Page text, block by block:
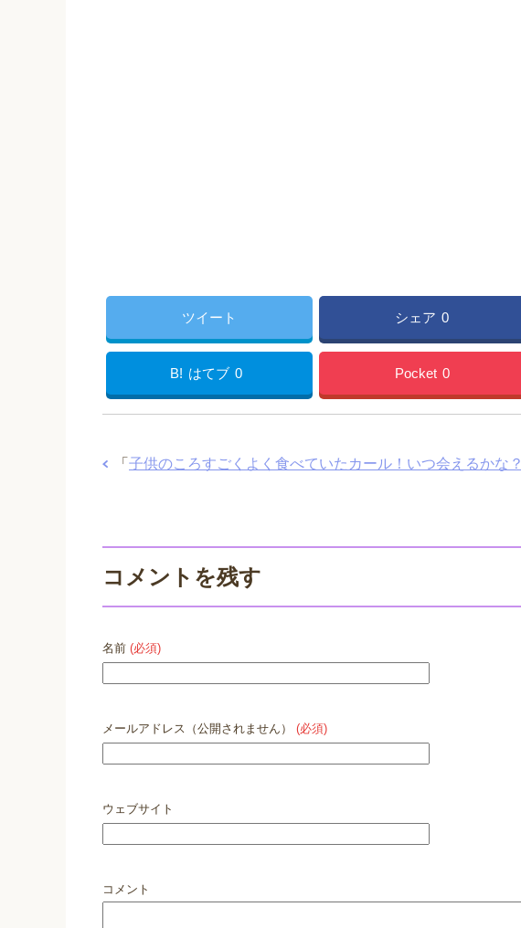
ツイート シェア 0
B! はてブ 0 Pocket 0
「 子供のころすごくよく食べていたカール！いつ会えるかな？
コメントを残す
名前 (必須)
メールアドレス（公開されません） (必須)
ウェブサイト
コメント